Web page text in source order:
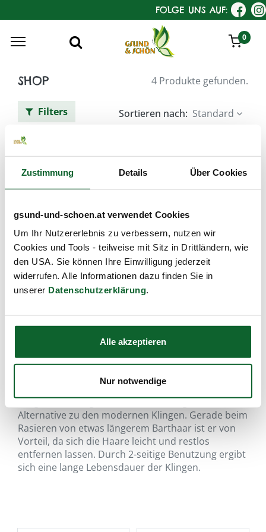
Zustimmung Details Über Cookies
gsund-und-schoen.at verwendet Cookies
Um Ihr Nutzererlebnis zu verbessern, nutzen wir
Cookies und Tools - teilweise mit Sitz in Drittländern, wie
den USA. Sie können Ihre Einwilligung jederzeit
widerrufen. Alle Informationen dazu finden Sie in
unserer Datenschutzerklärung.
Alle akzeptieren
Nur notwendige
FOLGE UNS AUF:
0
SHOP 4 Produkte gefunden.
Filters Sortieren nach: Standard
KostKamm Rasier-Apparate
für die sanfte Nass-Rasur…
Der klassische Rasierapparat für handelsübliche 2-
seitger Stahlklingen ist eine hervorragende
Alternative zu den modernen Klingen. Gerade beim
Rasieren von etwas längerem Barthaar ist er von
Vorteil, da sich die Haare leicht und restlos
entfernen lassen. Durch 2-seitige Benutzung ergibt
sich eine lange Lebensdauer der Klingen.